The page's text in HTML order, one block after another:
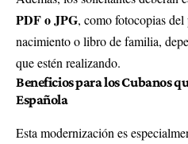
PDF o JPG, como fotocopias
nacimiento o libro de familia,
que estén realizando.
Beneficios para los Cubanos
Española
Esta modernización es